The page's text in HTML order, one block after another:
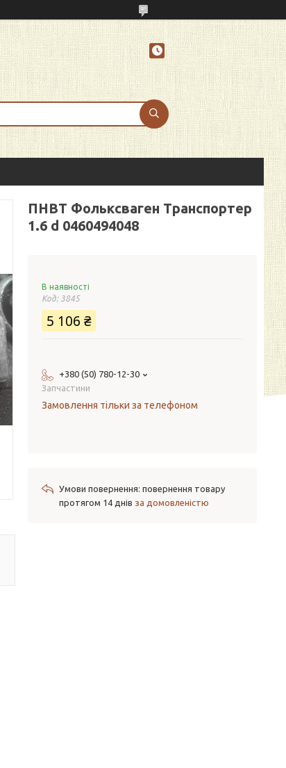
ПНВТ Фольксваген Транспортер
1.6 d 0460494048
В наявності
Код: 3845
5 106 ₴
+380 (50) 780-12-30
Запчастини
Замовлення тільки за телефоном
повернення товару
протягом 14 днів за домовленістю